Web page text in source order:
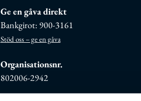
Ge en gåva direkt
Bankgirot: 900-3161
Stöd oss – ge en gåva
Organisationsnr.
802006-2942